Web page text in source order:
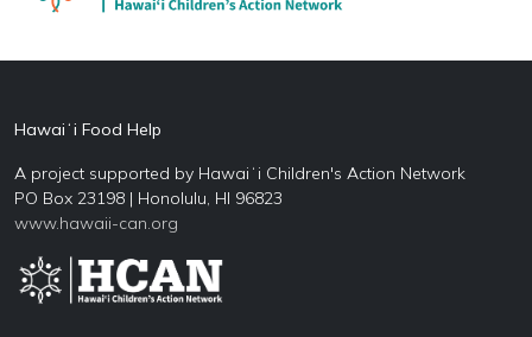
Hawaiʻi Food Help
A project supported by Hawaiʻi Children's Action Network
PO Box 23198 | Honolulu, HI 96823
www.hawaii-can.org